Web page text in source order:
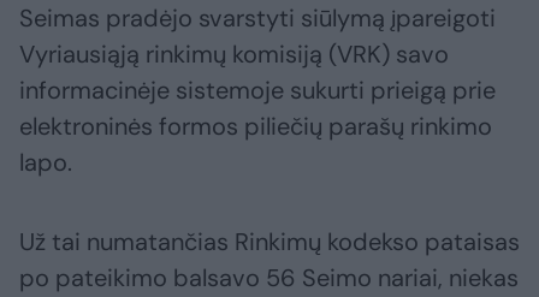
Seimas pradėjo svarstyti siūlymą įpareigoti
Vyriausiąją rinkimų komisiją (VRK) savo
informacinėje sistemoje sukurti prieigą prie
elektroninės formos piliečių parašų rinkimo
lapo.
Už tai numatančias Rinkimų kodekso pataisas
po pateikimo balsavo 56 Seimo nariai, niekas